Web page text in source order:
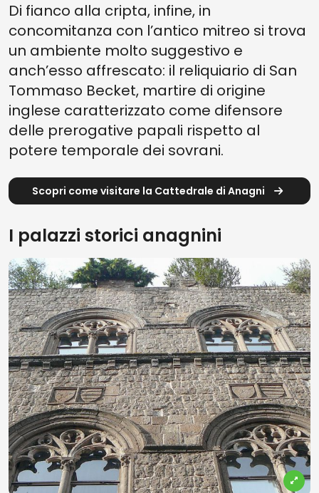
Di fianco alla cripta, infine, in
concomitanza con l’antico mitreo si trova
un ambiente molto suggestivo e
anch’esso affrescato: il reliquiario di San
Tommaso Becket, martire di origine
inglese caratterizzato come difensore
delle prerogative papali rispetto al
potere temporale dei sovrani.
Scopri come visitare la Cattedrale di Anagni
I palazzi storici anagnini